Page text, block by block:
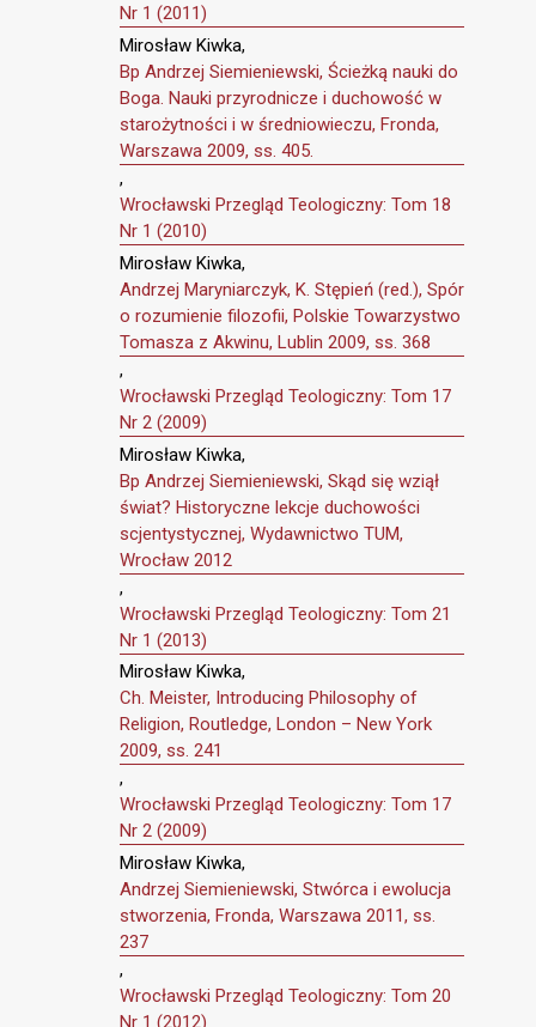
Nr 1 (2011)
Mirosław Kiwka,
Bp Andrzej Siemieniewski, Ścieżką nauki do
Boga. Nauki przyrodnicze i duchowość w
starożytności i w średniowieczu, Fronda,
Warszawa 2009, ss. 405.
,
Wrocławski Przegląd Teologiczny: Tom 18
Nr 1 (2010)
Mirosław Kiwka,
Andrzej Maryniarczyk, K. Stępień (red.), Spór
o rozumienie filozofii, Polskie Towarzystwo
Tomasza z Akwinu, Lublin 2009, ss. 368
,
Wrocławski Przegląd Teologiczny: Tom 17
Nr 2 (2009)
Mirosław Kiwka,
Bp Andrzej Siemieniewski, Skąd się wziął
świat? Historyczne lekcje duchowości
scjentystycznej, Wydawnictwo TUM,
Wrocław 2012
,
Wrocławski Przegląd Teologiczny: Tom 21
Nr 1 (2013)
Mirosław Kiwka,
Ch. Meister, Introducing Philosophy of
Religion, Routledge, London – New York
2009, ss. 241
,
Wrocławski Przegląd Teologiczny: Tom 17
Nr 2 (2009)
Mirosław Kiwka,
Andrzej Siemieniewski, Stwórca i ewolucja
stworzenia, Fronda, Warszawa 2011, ss.
237
,
Wrocławski Przegląd Teologiczny: Tom 20
Nr 1 (2012)